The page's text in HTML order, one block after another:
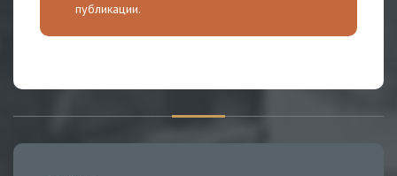
публикации.